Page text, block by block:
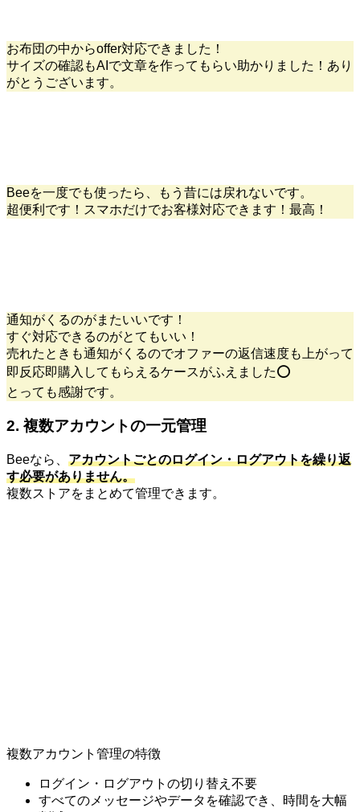
お布団の中からoffer対応できました！
サイズの確認もAIで文章を作ってもらい助かりました！あり
がとうございます。
Beeを一度でも使ったら、もう昔には戻れないです。
超便利です！スマホだけでお客様対応できます！最高！
通知がくるのがまたいいです！
すぐ対応できるのがとてもいい！
売れたときも通知がくるのでオファーの返信速度も上がって
即反応即購入してもらえるケースがふえました⭕️
とっても感謝です。
2. 複数アカウントの一元管理
Beeなら、 アカウントごとのログイン・ログアウトを繰り返
す必要がありません。
複数ストアをまとめて管理できます。
複数アカウント管理の特徴
ログイン・ログアウトの切り替え不要
すべてのメッセージやデータを確認でき、時間を大幅